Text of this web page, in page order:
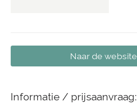
Naar de website
Informatie / prijsaanvraag: